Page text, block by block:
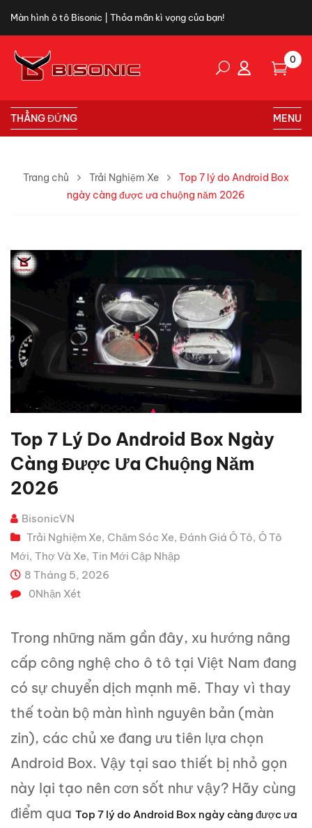
Màn hình ô tô Bisonic | Thỏa mãn kì vọng của bạn!
0
THẲNG ĐỨNG MENU
Trang chủ Trải Nghiệm Xe
Top 7 lý do Android Box
ngày càng được ưa chuộng năm 2026
Top 7 Lý Do Android Box Ngày
Càng Được Ưa Chuộng Năm
2026
BisonicVN
Trải Nghiệm Xe, Chăm Sóc Xe, Đánh Giá Ô Tô, Ô Tô
Mới, Thợ Và Xe, Tin Mới Cập Nhập
8 Tháng 5, 2026
0Nhận Xét
Trong những năm gần đây, xu hướng nâng
cấp công nghệ cho ô tô tại Việt Nam đang
có sự chuyển dịch mạnh mẽ. Thay vì thay
thế toàn bộ màn hình nguyên bản (màn
zin), các chủ xe đang ưu tiên lựa chọn
Android Box. Vậy tại sao thiết bị nhỏ gọn
này lại tạo nên cơn sốt như vậy? Hãy cùng
điểm qua Top 7 lý do Android Box ngày càng được ưa